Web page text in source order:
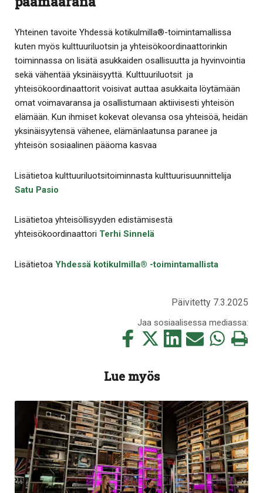
Yhteinen tavoite Yhdessä kotikulmilla®-toimintamallissa
kuten myös kulttuuriluotsin ja yhteisökoordinaattorinkin
toiminnassa on lisätä asukkaiden osallisuutta ja hyvinvointia
sekä vähentää yksinäisyyttä. Kulttuuriluotsit ja
yhteisökoordinaattorit voisivat auttaa asukkaita löytämään
omat voimavaransa ja osallistumaan aktiivisesti yhteisön
elämään. Kun ihmiset kokevat olevansa osa yhteisöä, heidän
yksinäisyytensä vähenee, elämänlaatunsa paranee ja
yhteisön sosiaalinen pääoma kasvaa
Lisätietoa kulttuuriluotsitoiminnasta kulttuurisuunnittelija
Satu Pasio
Lisätietoa yhteisöllisyyden edistämisestä
yhteisökoordinaattori Terhi Sinnelä
Lisätietoa Yhdessä kotikulmilla® -toimintamallista
Päivitetty 7.3.2025
Jaa sosiaalisessa mediassa:
Jaa
tämä
Jaa
Jaa
tämä
Jaa
Jaa
Tulosta
Lue myös